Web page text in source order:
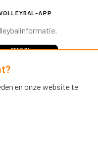
APP
en onze website te